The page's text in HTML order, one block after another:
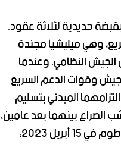
حديدية لثلاثة عقود.
وهي ميليشيا مجندة
النظامي. وعندما
البشير أوائل عام 2019، استولى الجيش وقوات الدعم السريع
المبدئي بتسليم
على هذا الاتفاق عام 2021 قبل أن ينشب الصراع بينهما بعد عامين،
وسط ضغوط متزايدة لإعادة السلطة للمدنيين. بدأت المعارك في الخرطوم في 15 أبريل 2023،